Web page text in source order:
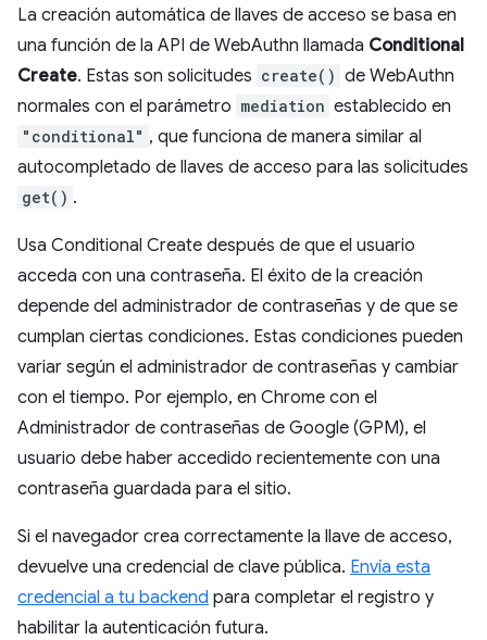
La creación automática de llaves de acceso se basa en
una función de la API de WebAuthn llamada Conditional
Create. Estas son solicitudes create() de WebAuthn
normales con el parámetro mediation establecido en
"conditional" , que funciona de manera similar al
autocompletado de llaves de acceso para las solicitudes
get() .
Usa Conditional Create después de que el usuario
acceda con una contraseña. El éxito de la creación
depende del administrador de contraseñas y de que se
cumplan ciertas condiciones. Estas condiciones pueden
variar según el administrador de contraseñas y cambiar
con el tiempo. Por ejemplo, en Chrome con el
Administrador de contraseñas de Google (GPM), el
usuario debe haber accedido recientemente con una
contraseña guardada para el sitio.
Si el navegador crea correctamente la llave de acceso,
devuelve una credencial de clave pública. Envía esta
credencial a tu backend para completar el registro y
habilitar la autenticación futura.